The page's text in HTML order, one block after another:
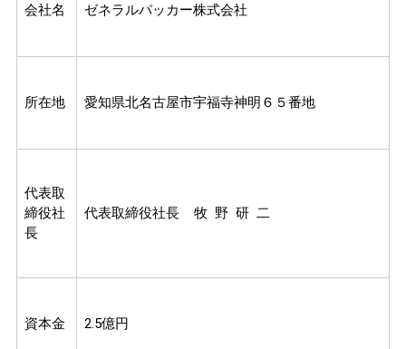
会社名 ゼネラルパッカー株式会社
所在地 愛知県北名古屋市宇福寺神明６５番地
代表取
締役社
長
代表取締役社長 牧 野 研 二
資本金 2.5億円